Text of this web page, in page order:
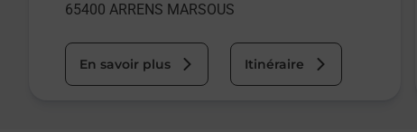
65400 ARRENS MARSOUS
En savoir plus Itinéraire